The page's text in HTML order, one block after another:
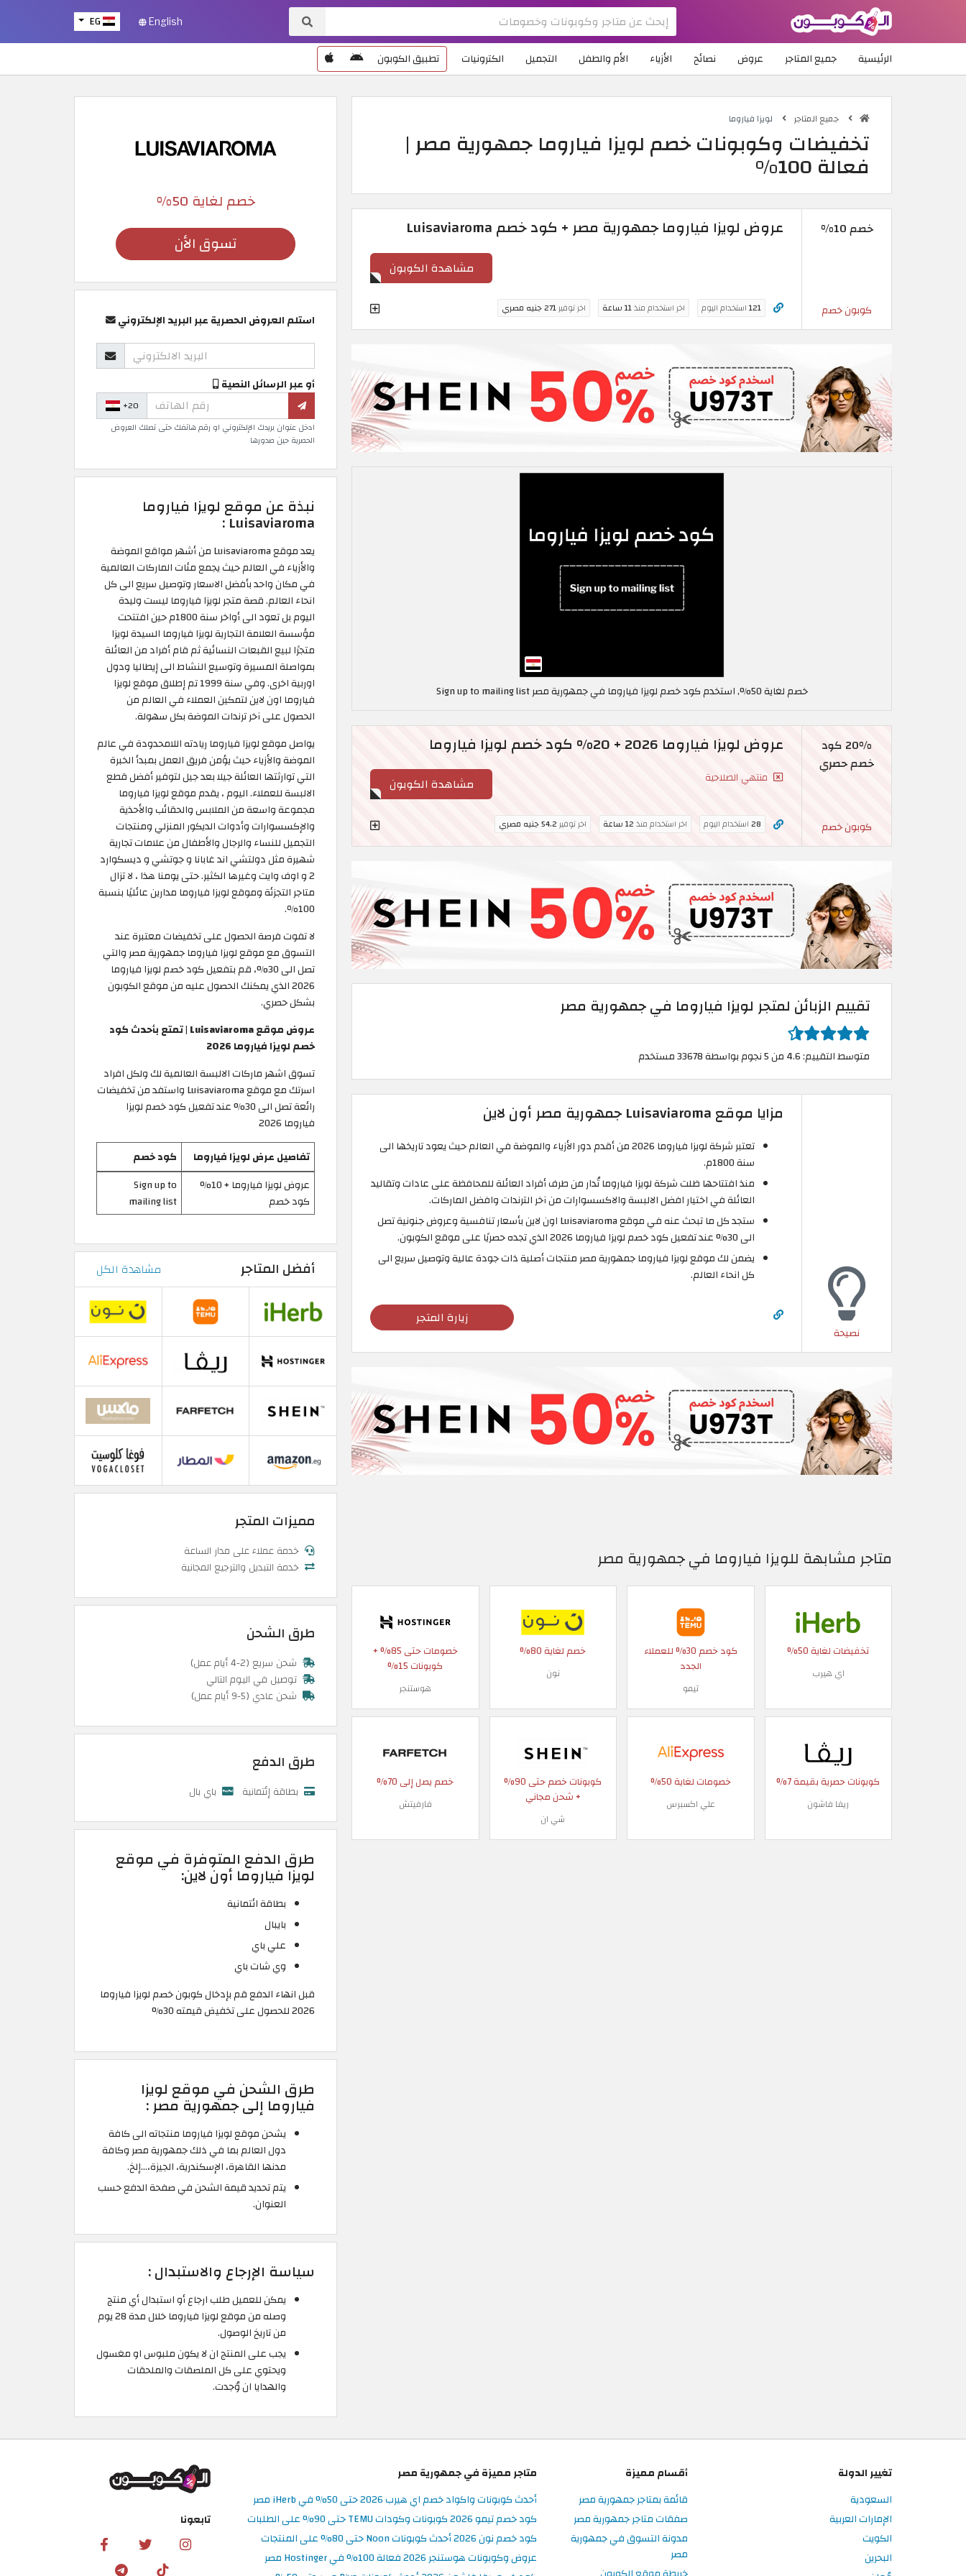
EG English
الرئيسية جميع المتاجر عروض نصائح الأزياء الأم والطفل التجميل الكترونيات تطبيق الكوبون
جميع المتاجر لويزا فياروما
تخفيضات وكوبونات خصم لويزا فياروما جمهورية مصر |
فعالة 100%
خصم 10%
كوبون خصم
عروض لويزا فياروما جمهورية مصر + كود خصم Luisaviaroma
مشاهدة الكوبون
121استخدام اليوم اخر استخدام منذ11 ساعة اخر توفير271 جنيه مصري
خصم لغاية 50%, استخدم كود خصم لويزا فياروما في جمهورية مصر Sign up to mailing list
20% كود
خصم حصري
كوبون خصم
عروض لويزا فياروما 2026 + 20% كود خصم لويزا فياروما
منتهي الصلاحية مشاهدة الكوبون
28استخدام اليوم اخر استخدام منذ12 ساعة اخر توفير54.2 جنيه مصري
تقييم الزبائن لمتجر لويزا فياروما في جمهورية مصر
متوسط التقييم: 4.6 من 5 نجوم بواسطة 33678 مستخدم
نصيحة
مزايا موقع Luisaviaroma جمهورية مصر أون لاين
تعتبر شركة لويزا فياروما 2026 من أقدم دور الأزياء والموضة في العالم حيث يعود تاريخها الى
سنة 1800م.
منذ افتتاحها ظلت شركة لويزا فياروما تُدار من طرف أفراد العائلة للمحافظة على عادات وتقاليد
العائلة في اختيار افضل الالبسة والاكسسوارات من آخر الترندات وافضل الماركات.
ستجد كل ما تبحث عنه في موقع Luisaviaroma اون لاين بأسعار تنافسية وعروض جنونية تصل
الى 30% عند تفعيل كود خصم لويزا فياروما 2026 الذي تجده حصريًا على موقع الكوبون.
يضمن لك موقع لويزا فياروما جمهورية مصر منتجات أصلية ذات جودة عالية وتوصيل سريع الى
كل انحاء العالم.
زيارة المتجر
متاجر مشابهة للويزا فياروما في جمهورية مصر
تخفيضات لغاية 50%
اي هيرب
كود خصم 30% للعملاء
الجدد
تيمو
خصم لغاية 80%
نون
خصومات حتى 85% +
كوبونات 15%
هوستنجر
كوبونات حصرية بقيمة 7%
ريفا فاشون
خصومات لغاية 50%
علي اكسبرس
كوبونات خصم حتى 90%
+ شحن مجاني
شي ان
خصم يصل إلى 70%
فارفيتش
خصم لغاية 50%
تسوق الأن
استلم العروض الحصرية عبر البريد الإلكتروني
أو عبر الرسائل النصية
+20
ادخل عنوان بريدك الإلكتروني او رقم هاتفك حتى تصلك العروض
الحصرية حين صدورها
نبذة عن موقع لويزا فياروما
Luisaviaroma :
يعد موقع Luisaviaroma من أشهر مواقع الموضة
والأزياء في العالم حيث يجمع مئات الماركات العالمية
في مكان واحد بأفضل الاسعار وتوصيل سريع الى كل
انحاء العالم. قصة متجر لويزا فياروما ليست وليدة
اليوم بل تعود الى أواخر سنة 1800م حين افتتحت
مؤسسة العلامة التجارية لويزا فياروما السيدة لويزا
متجرًا لبيع القبعات النسائية ثم قام أفراد من العائلة
بمواصلة المسيرة وتوسيع النشاط الى إيطاليا ودول
اوربية اخرى. وفي سنة 1999 تم إطلاق موقع لويزا
فياروما اون لاين لتمكين العملاء في العالم من
الحصول على آخر ترندات الموضة بكل سهولة.
يواصل موقع لويزا فياروما ريادته اللامحدودة في عالم
الموضة والأزياء حيث يؤمن فريق العمل بمبدأ الخبرة
التي توارثتها العائلة جيلا بعد جيل لتوفير أفضل قطع
الالبسة للعملاء. اليوم ، يقدم موقع لويزا فياروما
مجموعة واسعة من الملابس والحقائب والأحذية
والإكسسوارات وأدوات الديكور المنزلي ومنتجات
التجميل للنساء والرجال والأطفال من علامات تجارية
شهيرة مثل دولتشي اند غابانا و جوتشي و ديسكوارد
2 و اوف وايت وغيرها الكثير. حتى يومنا هذا ، لا تزال
متاجر التجزئة وموقع لويزا فياروما مدارين عائليًا بنسبة
100٪.
لا تفوت فرصة الحصول على تخفيضات معتبرة عند
التسوق مع موقع لويزا فياروما جمهورية مصر والتي
تصل الى 30%، قم بتفعيل كود خصم لويزا فياروما
2026 الذي يمكنك الحصول عليه من موقع الكوبون
بشكل حصري.
عروض موقع Luisaviaroma | تمتع بأحدث كود
خصم لويزا فياروما 2026
تسوق اشهر ماركات الالبسة العالمية لك ولكل افراد
اسرتك مع موقع Luisaviaroma واستفد من تخفيضات
رائعة تصل الى 30% عند تفعيل كود خصم لويزا
فياروما 2026
تفاصيل عرض لويزا فياروما
كود خصم
عروض لويزا فياروما + 10%
كود خصم
Sign up to
mailing list
أفضل المتاجر مشاهدة الكل
مميزات المتجر
خدمة عملاء على مدار الساعة
خدمة التبديل والترجيع المجانية
طرق الشحن
شحن سريع (2-4 أيام عمل)
توصيل في اليوم التالي
شحن عادي (5-9 أيام عمل)
طرق الدفع
بطاقة إئتمانية باي بال
طرق الدفع المتوفرة في موقع
لويزا فياروما أون لاين:
بطاقة ائتمانية
بايبال
علي باي
وي شات باي
قبل انهاء الدفع قم بإدخال كوبون خصم لويزا فياروما
2026 للحصول على تخفيض قيمته 30%
طرق الشحن في موقع لويزا
فياروما إلى جمهورية مصر :
يشحن موقع لويزا فياروما منتجاته الى كافة
دول العالم بما في ذلك جمهورية مصر وكافة
مدنها القاهرة، الإسكندرية، الجيزة،...إلخ.
يتم تحديد قيمة الشحن في صفحة الدفع حسب
العنوان.
سياسة الإرجاع والاستبدال :
يمكن للعميل طلب ارجاع أو استبدال أي منتج
وصله من موقع لويزا فياروما خلال مدة 28 يوم
من تاريخ الوصول.
يجب على المنتج ان لا يكون ملبوس او مغسول
ويحتوي على كل الملصقات والملحقات
والهدايا ان وُجدت.
تغيير الدولة
السعودية
الإمارات العربية
الكويت
البحرين
أقسام مميزة
قائمة بمتاجر جمهورية مصر
صفقات متاجر جمهورية مصر
مدونة التسوق في جمهورية
مصر
متاجر مميزة في جمهورية مصر
أحدث كوبونات واكواد خصم اي هيرب 2026 حتى 50% في iHerb مصر
كود خصم تيمو 2026 كوبونات وكودات TEMU حتى 90% على الطلبات
كود خصم نون 2026 أحدث كوبونات Noon حتى 80% على المنتجات
عروض وكوبونات هوستنجر 2026 فعالة 100% في Hostinger مصر
تابعونا